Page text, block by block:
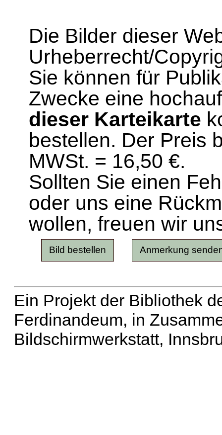
Die Bilder dieser
Urheberrecht/
Sie können für
Zwecke eine
dieser Karteikarte
bestellen. Der Preis
MWSt. = 16,50 €.
Sollten Sie einen
oder uns eine
wollen, freuen wir
Ein Projekt der Bibliothek
Ferdinandeum, in
Bildschirmwerkstatt,